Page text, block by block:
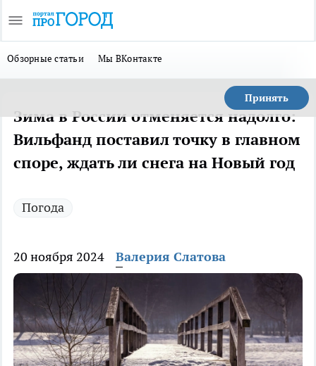
Обзорные статьи Мы ВКонтакте
Принять
Зима в России отменяется надолго:
Вильфанд поставил точку в главном
споре, ждать ли снега на Новый год
Погода
20 ноября 2024 Валерия Слатова